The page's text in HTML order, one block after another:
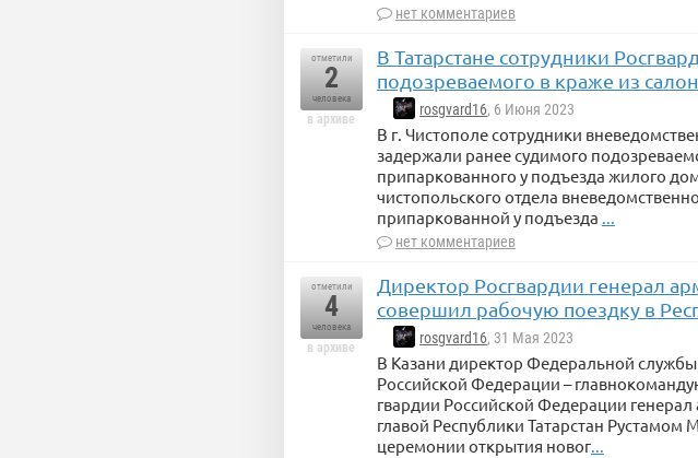
нет комментариев
отметили
2
человека
в архиве
В Татарстане сотрудники
подозреваемого в краже из
rosgvard16, 6 Июня 2023
В г. Чистополе сотрудники
задержали ранее судимого
припаркованного у подъезда жилого
чистопольского отдела
припаркованной у подъезда ...
нет комментариев
отметили
4
человека
в архиве
Директор Росгвардии генерал
совершил рабочую поездку в
rosgvard16, 31 Мая 2023
В Казани директор Федеральной
Российской Федерации –
гвардии Российской Федерации
главой Республики Татарстан
церемонии открытия новог...